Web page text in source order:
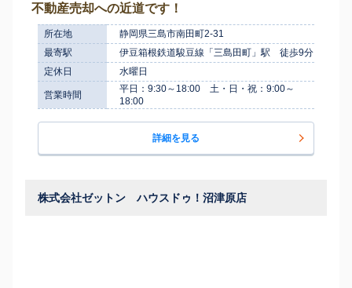
不動産売却への近道です！
所在地
静岡県三島市南田町2-31
最寄駅
伊豆箱根鉄道駿豆線「三島田町」駅 徒歩9分
定休日
水曜日
営業時間
平日：9:30～18:00 土・日・祝：9:00～
18:00
詳細を見る
株式会社ゼットン ハウスドゥ！沼津原店